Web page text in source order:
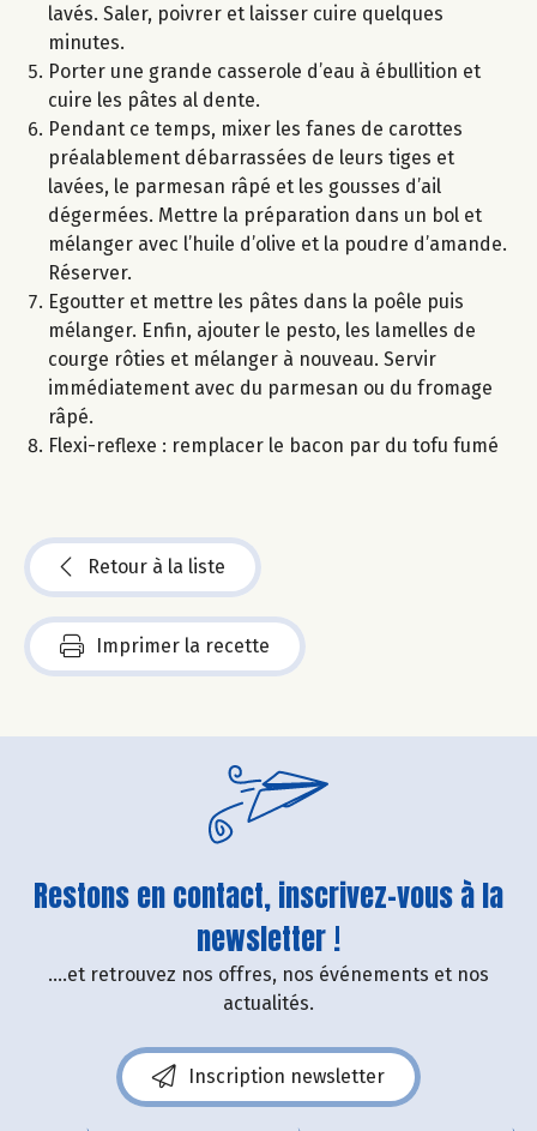
lavés. Saler, poivrer et laisser cuire quelques
minutes.
Porter une grande casserole d’eau à ébullition et
cuire les pâtes al dente.
Pendant ce temps, mixer les fanes de carottes
préalablement débarrassées de leurs tiges et
lavées, le parmesan râpé et les gousses d’ail
dégermées. Mettre la préparation dans un bol et
mélanger avec l’huile d’olive et la poudre d’amande.
Réserver.
Egoutter et mettre les pâtes dans la poêle puis
mélanger. Enfin, ajouter le pesto, les lamelles de
courge rôties et mélanger à nouveau. Servir
immédiatement avec du parmesan ou du fromage
râpé.
Flexi-reflexe : remplacer le bacon par du tofu fumé
Retour à la liste
Imprimer la recette
Restons en contact, inscrivez-vous à la
newsletter !
....et retrouvez nos offres, nos événements et nos
actualités.
Inscription newsletter